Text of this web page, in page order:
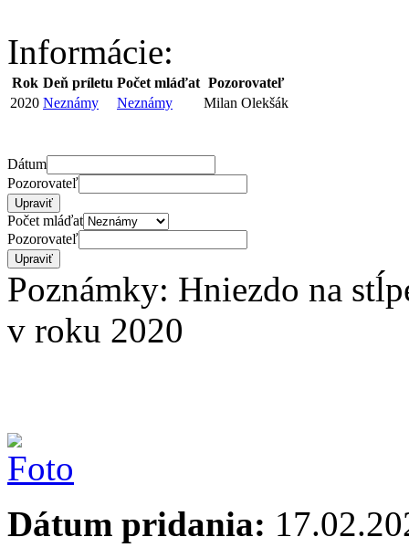
Informácie:
Rok Deň príletu Počet mláďat Pozorovateľ
2020 Neznámy Neznámy Milan Olekšák
Dátum
Pozorovateľ
Počet mláďat
Pozorovateľ
Poznámky: Hniezdo na
v roku 2020
Dátum pridania: